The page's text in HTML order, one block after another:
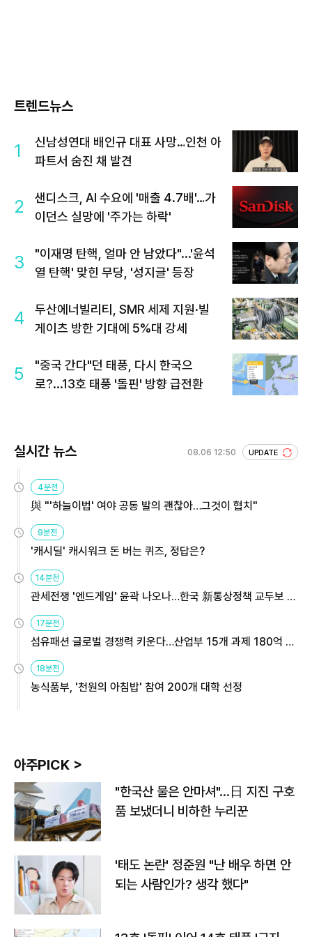
트렌드뉴스
1
신남성연대 배인규 대표 사망…인천 아
파트서 숨진 채 발견
2
샌디스크, AI 수요에 '매출 4.7배'…가
이던스 실망에 '주가는 하락'
3
"이재명 탄핵, 얼마 안 남았다"...'윤석
열 탄핵' 맞힌 무당, '성지글' 등장
4
두산에너빌리티, SMR 세제 지원·빌
게이츠 방한 기대에 5%대 강세
5
"중국 간다"던 태풍, 다시 한국으
로?...13호 태풍 '돌핀' 방향 급전환
실시간 뉴스 08.06 12:50 UPDATE
4분전
與 "'하늘이법' 여야 공동 발의 괜찮아…그것이 협치"
9분전
'캐시딜' 캐시워크 돈 버는 퀴즈, 정답은?
14분전
관세전쟁 '엔드게임' 윤곽 나오나…한국 新통상정책 교두보 활
용해야
17분전
섬유패션 글로벌 경쟁력 키운다…산업부 15개 과제 180억 지
원
18분전
농식품부, '천원의 아침밥' 참여 200개 대학 선정
아주PICK >
"한국산 물은 안마셔"…日 지진 구호
품 보냈더니 비하한 누리꾼
'태도 논란' 정준원 "난 배우 하면 안
되는 사람인가? 생각 했다"